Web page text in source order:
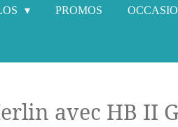
PROMOS
avec HB II